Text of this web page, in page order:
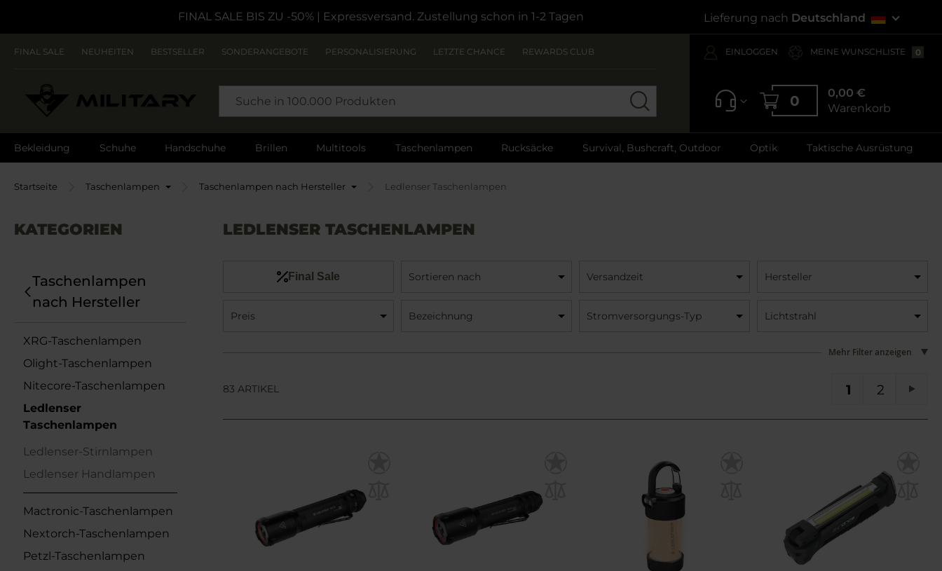
FINAL SALE BIS ZU -50% | Expressversand. Zustellung schon in 1-2 Tagen Lieferung nach Deutschland
FINAL SALE NEUHEITEN BESTSELLER SONDERANGEBOTE PERSONALISIERUNG LETZTE CHANCE REWARDS CLUB EINLOGGEN MEINE WUNSCHLISTE 0
0
0,00 €
Warenkorb
Bekleidung Schuhe Handschuhe Brillen Multitools Taschenlampen Rucksäcke Survival, Bushcraft, Outdoor Optik Taktische Ausrüstung
Startseite Taschenlampen Taschenlampen nach Hersteller Ledlenser Taschenlampen
LEDLENSER TASCHENLAMPEN
KATEGORIEN
Taschenlampen
nach Hersteller
XRG-Taschenlampen
Olight-Taschenlampen
Nitecore-Taschenlampen
Ledlenser
Taschenlampen
Ledlenser-Stirnlampen
Ledlenser Handlampen
Mactronic-Taschenlampen
Nextorch-Taschenlampen
Petzl-Taschenlampen
Final Sale Sortieren nach Versandzeit Hersteller
Preis Bezeichnung Stromversorgungs-Typ Lichtstrahl
Mehr Filter anzeigen
83 ARTIKEL
1
2